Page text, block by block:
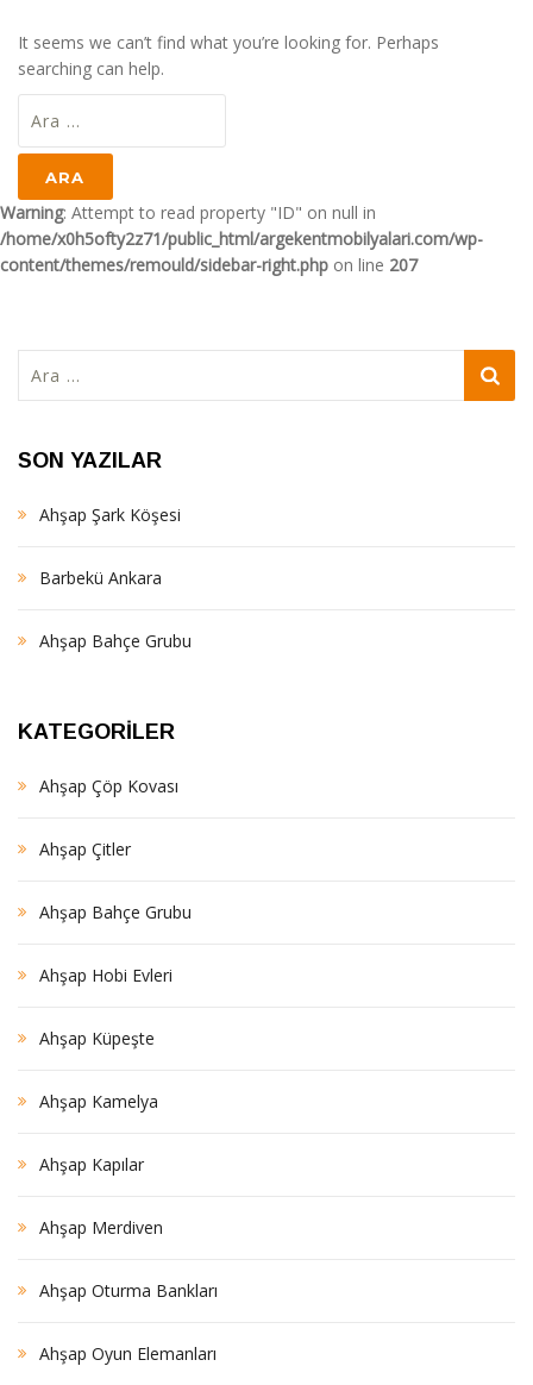
It seems we can’t find what you’re looking for. Perhaps
searching can help.
Warning: Attempt to read property "ID" on null in
/home/x0h5ofty2z71/public_html/argekentmobilyalari.com/wp-
content/themes/remould/sidebar-right.php on line 207
SON YAZILAR
Ahşap Şark Köşesi
Barbekü Ankara
Ahşap Bahçe Grubu
KATEGORILER
Ahşap Çöp Kovası
Ahşap Çitler
Ahşap Bahçe Grubu
Ahşap Hobi Evleri
Ahşap Küpeşte
Ahşap Kamelya
Ahşap Kapılar
Ahşap Merdiven
Ahşap Oturma Bankları
Ahşap Oyun Elemanları